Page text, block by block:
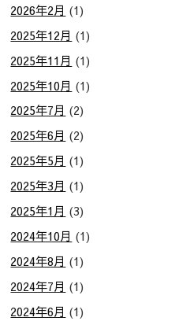
2026年2月 (1)
2025年12月 (1)
2025年11月 (1)
2025年10月 (1)
2025年7月 (2)
2025年6月 (2)
2025年5月 (1)
2025年3月 (1)
2025年1月 (3)
2024年10月 (1)
2024年8月 (1)
2024年7月 (1)
2024年6月 (1)